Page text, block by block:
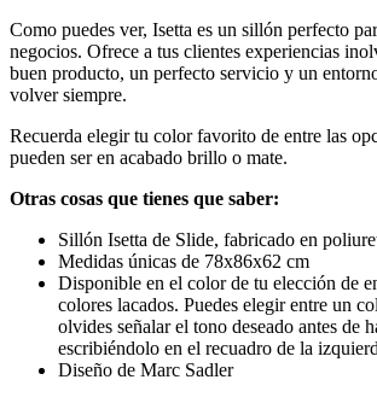
Como puedes ver, Isetta es un sillón perfecto
negocios. Ofrece a tus clientes experiencias
buen producto, un perfecto servicio y un
volver siempre.
Recuerda elegir tu color favorito de entre las
pueden ser en acabado brillo o mate.
Otras cosas que tienes que saber:
Sillón Isetta de Slide, fabricado en
Medidas únicas de 78x86x62 cm
Disponible en el color de tu elección de
colores lacados. Puedes elegir entre un
olvides señalar el tono deseado antes de
escribiéndolo en el recuadro de la
Diseño de Marc Sadler